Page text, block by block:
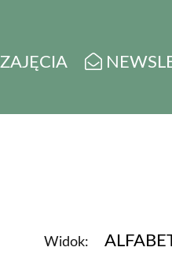
ZAJĘCIA
Widok: